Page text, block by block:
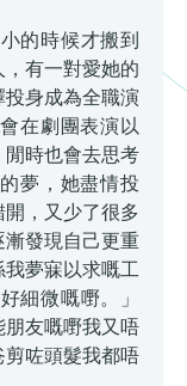
的時候才搬到
有一對愛她的
身成為全職演
在劇團表演以
時也會去思考
夢，她盡情投
，又少了很多
發現自己更重
夢寐以求嘅工
細微嘅嘢。」
友嘅嘢我又唔
咗頭髮我都唔